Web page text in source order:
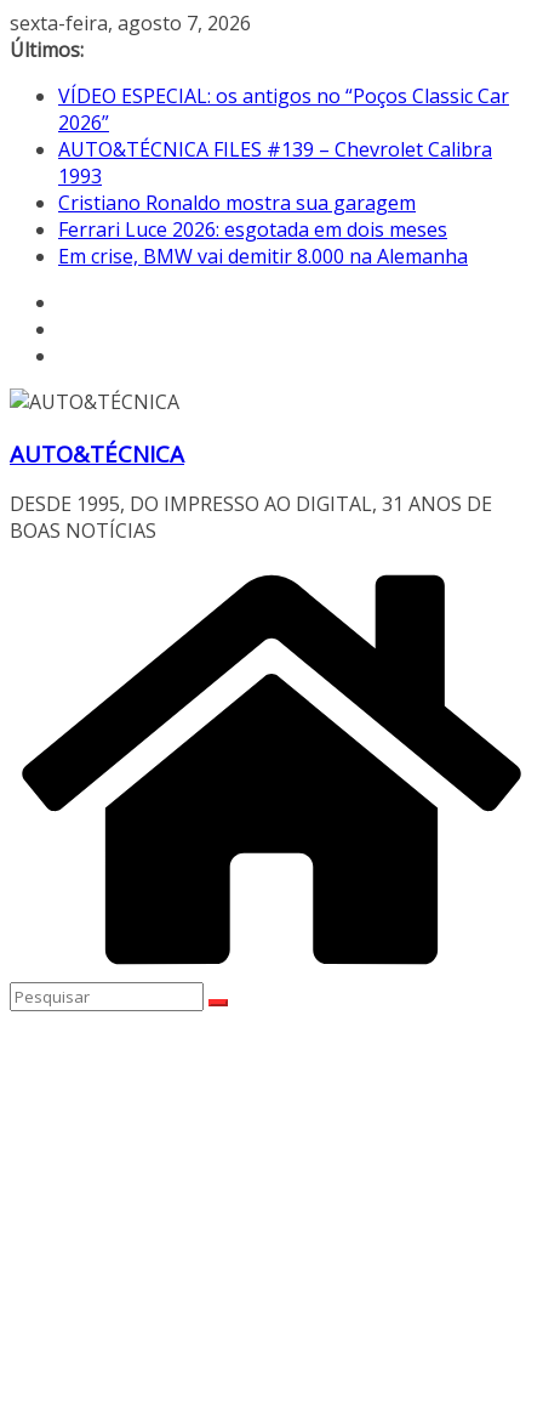
Pular
para
conteúdo
sexta-feira, agosto 7, 2026
Últimos:
VÍDEO ESPECIAL: os antigos no “Poços Classic Car
2026”
AUTO&TÉCNICA FILES #139 – Chevrolet Calibra
1993
Cristiano Ronaldo mostra sua garagem
Ferrari Luce 2026: esgotada em dois meses
Em crise, BMW vai demitir 8.000 na Alemanha
AUTO&TÉCNICA
DESDE 1995, DO IMPRESSO AO DIGITAL, 31 ANOS DE
BOAS NOTÍCIAS